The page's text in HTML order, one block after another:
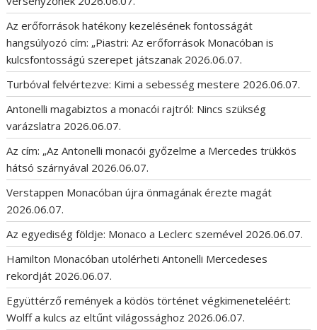
Az erőforrások hatékony kezelésének fontosságát
hangsúlyozó cím: „Piastri: Az erőforrások Monacóban is
kulcsfontosságú szerepet játszanak 2026.06.07.
Turbóval felvértezve: Kimi a sebesség mestere 2026.06.07.
Antonelli magabiztos a monacói rajtról: Nincs szükség
varázslatra 2026.06.07.
Az cím: „Az Antonelli monacói győzelme a Mercedes trükkös
hátsó szárnyával 2026.06.07.
Verstappen Monacóban újra önmagának érezte magát
2026.06.07.
Az egyediség földje: Monaco a Leclerc szemével 2026.06.07.
Hamilton Monacóban utolérheti Antonelli Mercedeses
rekordját 2026.06.07.
Együttérző remények a ködös történet végkimeneteléért:
Wolff a kulcs az eltűnt világossághoz 2026.06.07.